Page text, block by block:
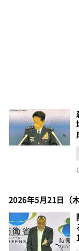
2026年5月21日（木